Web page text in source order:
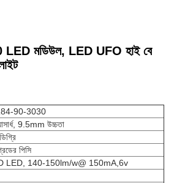
মডিউল, LED UFO হাই বে
90-3030
9.5mm উচ্চতা
পিসি
LED, 140-150lm/w@ 150mA,6v